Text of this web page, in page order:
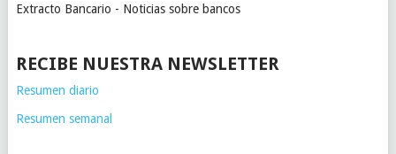
Extracto Bancario - Noticias sobre bancos
RECIBE NUESTRA NEWSLETTER
Resumen diario
Resumen semanal